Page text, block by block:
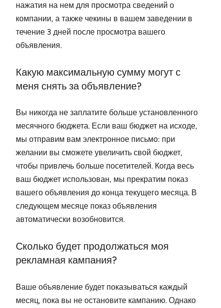
нажатия на нем для просмотра сведений о
компании, а также чекины в вашем заведении в
течение 3 дней после просмотра вашего
объявления.
Какую максимальную сумму могут с
меня снять за объявление?
Вы никогда не заплатите больше установленного
месячного бюджета. Если ваш бюджет на исходе,
мы отправим вам электронное письмо: при
желании вы сможете увеличить свой бюджет,
чтобы привлечь больше посетителей. Когда весь
ваш бюджет использован, мы прекратим показ
вашего объявления до конца текущего месяца. В
следующем месяце показ объявления
автоматически возобновится.
Сколько будет продолжаться моя
рекламная кампания?
Ваше объявление будет показываться каждый
месяц, пока вы не остановите кампанию. Однако